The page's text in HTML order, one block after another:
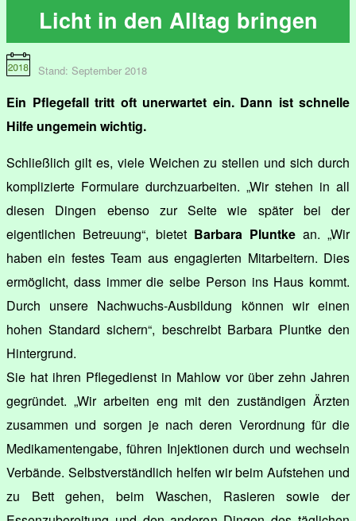
Licht in den Alltag bringen
Stand: September 2018
Ein Pflegefall tritt oft unerwartet ein. Dann ist schnelle
Hilfe ungemein wichtig.
Schließlich gilt es, viele Weichen zu stellen und sich durch
komplizierte Formulare durchzuarbeiten. „Wir stehen in all
diesen Dingen ebenso zur Seite wie später bei der
eigentlichen Betreuung“, bietet Barbara Pluntke an. „Wir
haben ein festes Team aus engagierten Mitarbeitern. Dies
ermöglicht, dass immer die selbe Person ins Haus kommt.
Durch unsere Nachwuchs-Ausbildung können wir einen
hohen Standard sichern“, beschreibt Barbara Pluntke den
Hintergrund.
Sie hat ihren Pflegedienst in Mahlow vor über zehn Jahren
gegründet. „Wir arbeiten eng mit den zuständigen Ärzten
zusammen und sorgen je nach deren Verordnung für die
Medikamentengabe, führen Injektionen durch und wechseln
Verbände. Selbstverständlich helfen wir beim Aufstehen und
zu Bett gehen, beim Waschen, Rasieren sowie der